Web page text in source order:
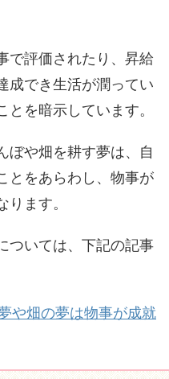
で評価されたり、昇給
成でき生活が潤ってい
とを暗示しています。
ぼや畑を耕す夢は、自
とをあらわし、物事が
ます。
ついては、下記の記事
や畑の夢は物事が成就